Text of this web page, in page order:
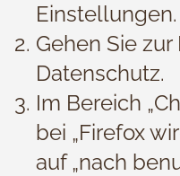
Einstellungen.
Gehen Sie
Datenschutz.
Im Bereich
bei „Firefox
auf „nach